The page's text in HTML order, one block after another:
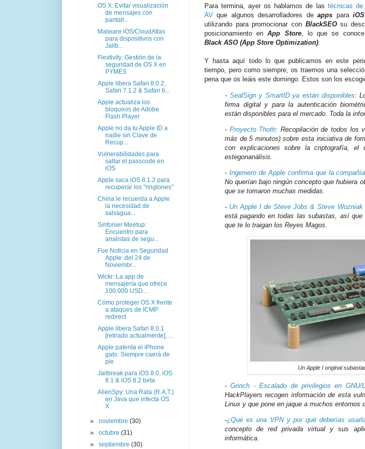
Para termina, ayer os hablamos de las técnicas de
AV que algunos desarrolladores deapps paraiOS
utilizando para promocionar con BlackSEOsu
posicionamiento enApp Store, lo que se
Black ASO (App Store Optimization).
Y hasta aquí todo lo que publicamos en este
tiempo, pero como siempre, os traemos una
pena que os leáis este domingo. Estos son los
- SealSign y SmartID ya están disponibles:
firma digital y para la autenticación
están disponibles para el mercado. Toda la
- Proyecto Thoth: Recopilación de todos los
más de 5 minutos) sobre esta iniciativa de
con explicaciones sobre la criptografía, el
estegonanálisis.
- Ingeniero de Apple confirma que la
No querían bajo ningún concepto que hubiera
que se tomaron muchas medidas.
- Un Apple I de Steve Jobs & Steve
está pagando en todas las subastas, así
que te lo traigan los Reyes Magos.
Un Apple I original
-Grinch - Escalado de privilegios en
HackPlayers recogen información de esta
Linux y que pone en jaque a muchos entornos
-¿Qué es una VPN y por qué deberías
concepto de red privada virtual y sus
informática.
OS X: Evitar visualización
de mensajes con
pantall...
Malware iOS/CloudAtlas
para dispositivos con
Jailb...
Flextivity: Gestión de la
seguridad de OS X en
PYMES
Apple libera Safari 8.0.2,
Safari 7.1.2 & Safari 6...
Apple actualiza los
bloqueos de Adobe
Flash Player
Apple no da tu Apple ID a
nadie sin Clave de
Recup...
Vulnerabilidades para
saltar el passcode en
iOS
Apple saca iOS 8.1.2 para
recuperar los "ringtones"
China le recuerda a Apple
la necesidad de
salvagua...
Sinfonier Meetup:
Encuentro para
analistas de segu...
Fue Noticia en Seguridad
Apple: del 24 de
Noviembr...
Wickr: La app de
mensajería que ofrece
100.000 USD...
Cómo proteger OS X frente
a ataques de ICMP
redirect
Apple libera Safari 8.0.1
[retirado actualmente], ...
Apple patenta el iPhone
gato: Siempre caerá de
pie
Jailbreak para iOS 8.0, iOS
8.1 & iOS 8.2 beta
AlienSpy: Una Rata (R.A.T.)
en Java que infecta OS
X
►noviembre(30)
►octubre(31)
►septiembre(30)